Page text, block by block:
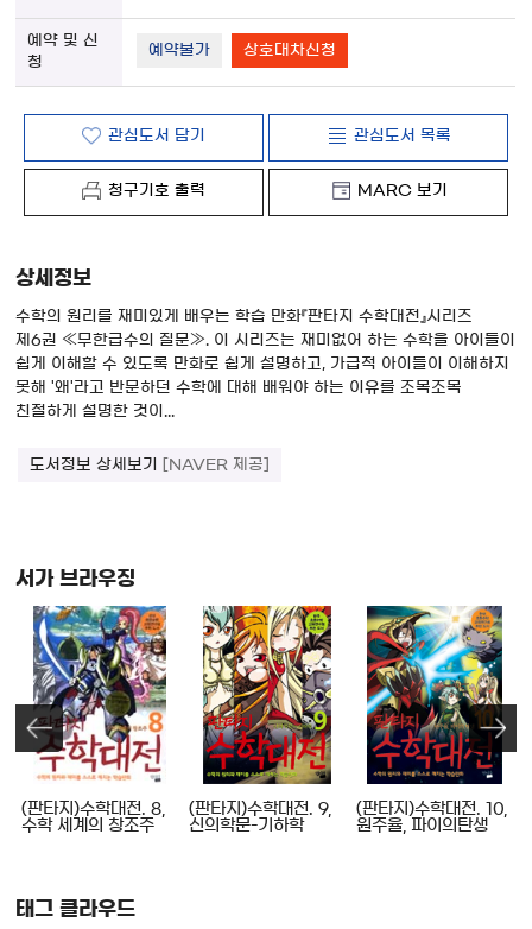
예약불가 상호대차신청
관심도서 담기 관심도서 목록
청구기호 출력 MARC 보기
상세정보
수학의 원리를 재미있게 배우는 학습 만화『판타지 수학대전』시리즈
제6권 ≪무한급수의 질문≫. 이 시리즈는 재미없어 하는 수학을 아이들이
쉽게 이해할 수 있도록 만화로 쉽게 설명하고, 가급적 아이들이 이해하지
못해 '왜'라고 반문하던 수학에 대해 배워야 하는 이유를 조목조목
친절하게 설명한 것이...
도서정보 상세보기 [NAVER 제공]
서가 브라우징
(판타지)수학대전. 8,
수학 세계의 창조주
(판타지)수학대전. 9,
신의학문-기하학
(판타지)수학대전. 10,
원주율, 파이의탄생
태그 클라우드